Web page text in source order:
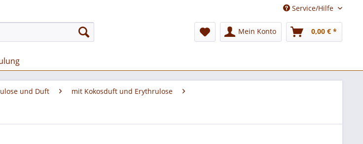
Service/Hilfe
Mein Konto 0,00 € *
und Duft mit Kokosduft und Erythrulose